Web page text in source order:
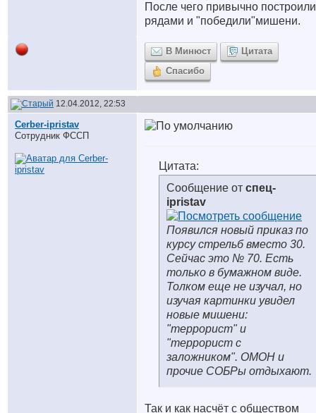
После чего привычно
рядами и "победили"мишени.
В Минюст
Цитата
Спасибо
12.04.2012, 22:53
Cerber-ipristav
Сотрудник ФССП
Цитата:
Сообщение от спец-
ipristav
Появился новый приказ по
курсу стрельб вместо 30.
Сейчас это № 70. Есть
только в бумажном виде.
Толком еще не изучал, но
изучая картинки увидел
новые мишени:
"террорист" и
"террорист с
заложником". ОМОН и
прочие СОБРы отдыхают.
Так и как насчёт с обществом